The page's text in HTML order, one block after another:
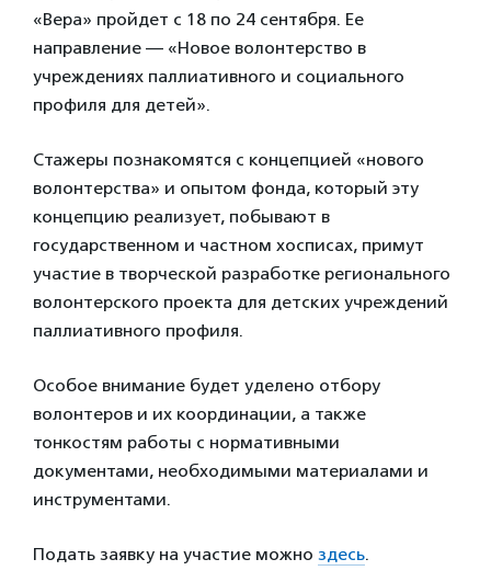
«Вера» пройдет с 18 по 24 сентября. Ее
направление — «Новое волонтерство в
учреждениях паллиативного и социального
профиля для детей».
Стажеры познакомятся с концепцией «нового
волонтерства» и опытом фонда, который эту
концепцию реализует, побывают в
государственном и частном хосписах, примут
участие в творческой разработке регионального
волонтерского проекта для детских учреждений
паллиативного профиля.
Особое внимание будет уделено отбору
волонтеров и их координации, а также
тонкостям работы с нормативными
документами, необходимыми материалами и
инструментами.
Подать заявку на участие можно здесь.